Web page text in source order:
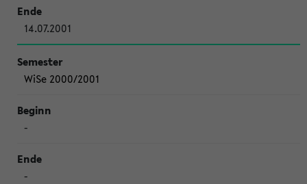
14.07.2001
WiSe 2000/2001
-
-